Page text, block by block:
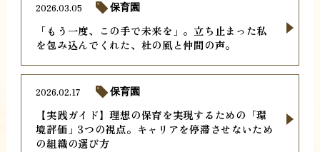
「もう一度、この手で未来を」。立ち止まった私
を包み込んでくれた、杜の風と仲間の声。
2026.03.05 保育園
【実践ガイド】理想の保育を実現するための「環
境評価」3つの視点。キャリアを停滞させないため
の組織の選び方
2026.02.17 保育園